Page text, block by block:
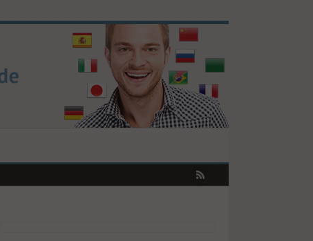
Révèlent les Tendances Clés !
votre CPF augmente
en Europe : ce que révèle le rapport Draghi